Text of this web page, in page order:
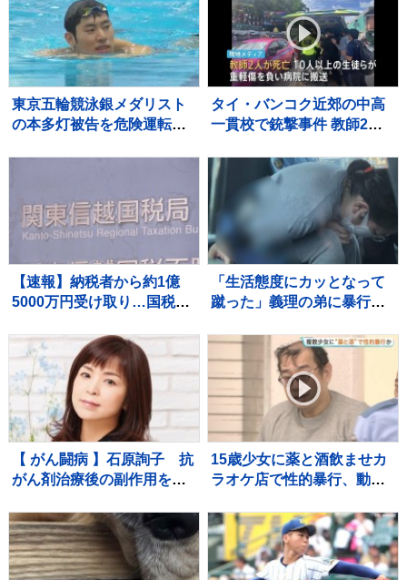
東京五輪競泳銀メダリスト
の本多灯被告を危険運転傷
タイ・バンコク近郊の中高
一貫校で銃撃事件 教師2人
傷 銃撃犯は学校の生徒と
の情報、現場で死亡と地元
当局
【速報】納税者から約1億
5000万円受け取り…国税職
国税局 詐欺などの疑いで刑
事告発も
「生活態度にカッとなって
蹴った」義理の弟に暴行
【 がん闘病 】石原詢子 抗
がん剤治療後の副作用を吐
ては来てます」
15歳少女に薬と酒飲ませカ
ラオケ店で性的暴行、動画
54歳男を再逮捕 これまで
にも同様の事件で2度逮捕